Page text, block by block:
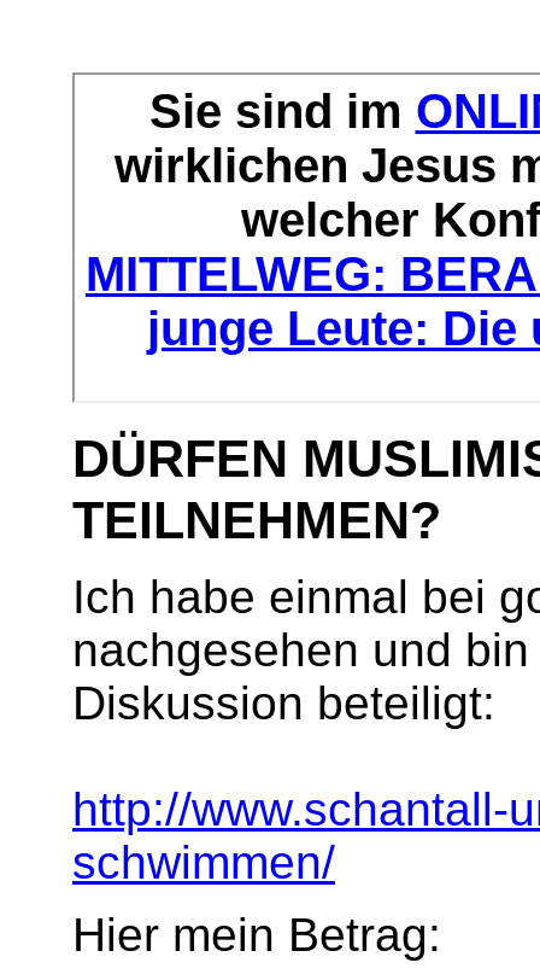
DÜRFEN
TEILNEHMEN?
Ich habe einmal bei
nachgesehen und
Diskussion beteiligt:
http://www.schantall-
schwimmen/
Hier mein Betrag: